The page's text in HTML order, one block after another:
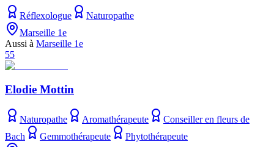
Réflexologue
Naturopathe
Marseille 1e
Aussi à Marseille 1e
55
Elodie Mottin
Naturopathe Aromathérapeute
Conseiller en fleurs de
Bach
Gemmothérapeute
Phytothérapeute